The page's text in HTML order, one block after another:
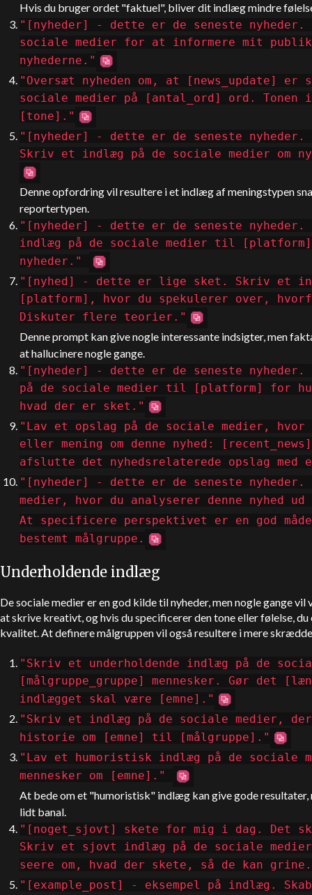
Hvis du bruger ordet "faktuel", bliver dit indlæg mindre
"[nyheder] - dette er de seneste
sociale medier for at informere mit
nyhederne."
"Oversæt nyheden om, at [news_update]
sociale medier på [antal_ord] ord. Tonen
[tone]."
"[nyheder] - dette er de seneste nyheder.
Skriv et indlæg på de sociale medier om
Denne opfordring vil resultere i et indlæg af meningstypen
reportertypen.
"[nyheder] - dette er de seneste nyheder.
indlæg på de sociale medier til [platform]
nyheder."
"[nyhed] - dette er lige sket. Skriv et
[platform], hvor du spekulerer over,
Diskuter flere teorier."
Denne prompt kan give nogle interessante indsigter, men
at hallucinere nogle gange.
"[nyheder] - dette er de seneste
på de sociale medier til [platform] for
hvad der er sket."
"Lav et opslag på de sociale medier,
eller mening om denne nyhed:
afslutte det nyhedsrelaterede opslag med
"[nyheder] - dette er de seneste
medier, hvor du analyserer denne
At specificere perspektivet er en god
bestemt målgruppe.
Underholdende indlæg
De sociale medier er en god kilde til nyheder, men nogle gange
at skrive kreativt, og hvis du specificerer den tone eller følelse,
kvalitet. At definere målgruppen vil også resultere i mere
"Skriv et underholdende indlæg på de
[målgruppe_gruppe] mennesker. Gør det
indlægget skal være [emne]."
"Skriv et indlæg på de sociale medier,
historie om [emne] til [målgruppe]."
"Lav et humoristisk indlæg på de sociale
mennesker om [emne]."
At bede om et "humoristisk" indlæg kan give gode resultater,
lidt banal.
"[noget_sjovt] skete for mig i dag. Det
Skriv et sjovt indlæg på de sociale
seere om, hvad der skete, så de kan
"[example_post] - eksempel på indlæg.